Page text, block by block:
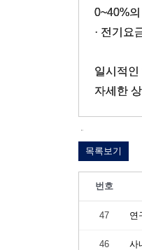
0~40%
· 전기요
일시적
자세한
.
목록보기
번호
47 연
46 사